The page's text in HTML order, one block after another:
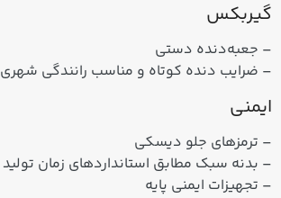
گیربکس
– جعبه‌دنده دستی
– ضرایب دنده کوتاه و مناسب رانندگی شهری
ایمنی
– ترمزهای جلو دیسکی
– بدنه سبک مطابق استانداردهای زمان تولید
– تجهیزات ایمنی پایه